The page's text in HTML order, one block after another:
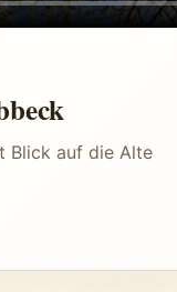
Blick auf die Alte